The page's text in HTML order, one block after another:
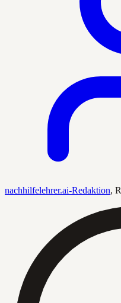
nachhilfelehrer.ai-Redaktion,